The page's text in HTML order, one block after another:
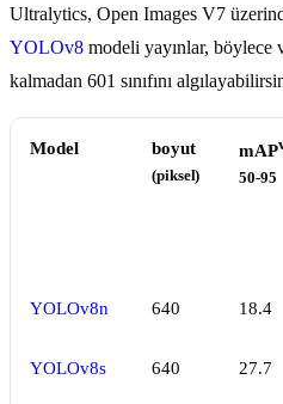
Ultralytics, Open Images V7
YOLOv8 modeli yayınlar, böylece
kalmadan 601 sınıfını
Model boyut
(piksel)
mAP
50-95
YOLOv8n 640 18.4
YOLOv8s 640 27.7